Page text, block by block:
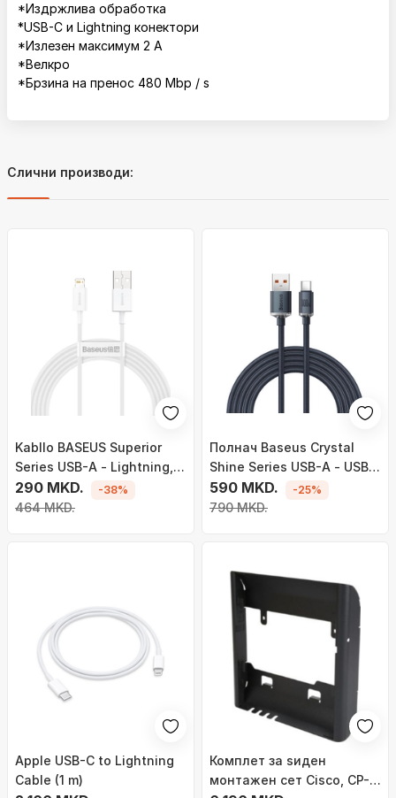
*Издржлива обработка
*USB-C и Lightning конектори
*Излезен максимум 2 А
*Велкро
*Брзина на пренос 480 Mbp / s
Слични производи:
Kabllo BASEUS Superior
Series USB-A - Lightning,
2.4A, 2m, e bardhë
290 MKD.
464 MKD.
-38%
Полнач Baseus Crystal
Shine Series USB-A - USB-
C, 100W, 2m, црн
590 MKD.
790 MKD.
-25%
Apple USB-C to Lightning
Cable (1 m)
Комплет за ѕиден
монтажен сет Cisco, CP-